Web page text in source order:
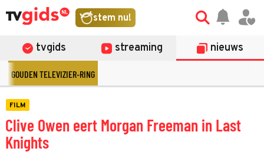
stem nu!
tvgids streaming nieuws
GOUDEN TELEVIZIER-RING
FILM
Clive Owen eert Morgan Freeman in Last
Knights